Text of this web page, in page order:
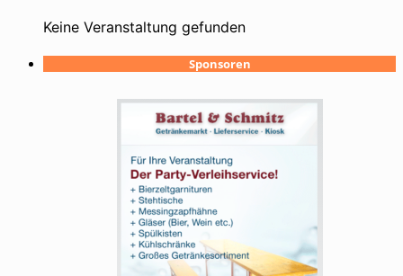
Keine Veranstaltung gefunden
Sponsoren